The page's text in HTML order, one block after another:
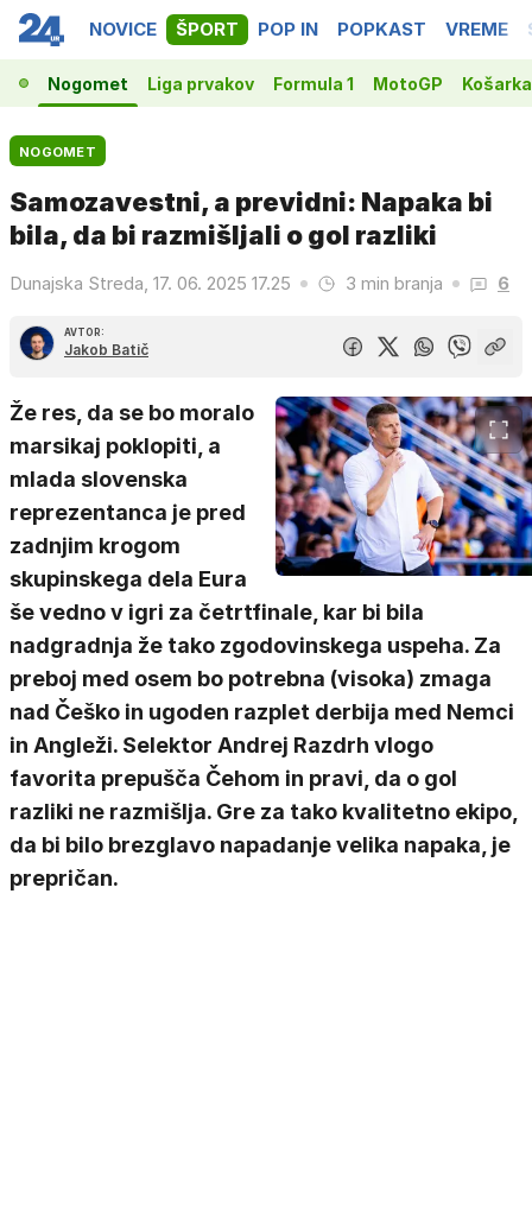
NOVICE ŠPORT POP IN POPKAST VREME
Nogomet Liga prvakov Formula 1 MotoGP Košarka
NOGOMET
Samozavestni, a previdni: Napaka bi
bila, da bi razmišljali o gol razliki
Dunajska Streda, 17. 06. 2025 17.25 3 min branja 6
AVTOR:
Jakob Batič
Že res, da se bo moralo
marsikaj poklopiti, a
mlada slovenska
reprezentanca je pred
zadnjim krogom
skupinskega dela Eura
še vedno v igri za četrtfinale, kar bi bila
nadgradnja že tako zgodovinskega uspeha. Za
preboj med osem bo potrebna (visoka) zmaga
nad Češko in ugoden razplet derbija med Nemci
in Angleži. Selektor Andrej Razdrh vlogo
favorita prepušča Čehom in pravi, da o gol
razliki ne razmišlja. Gre za tako kvalitetno ekipo,
da bi bilo brezglavo napadanje velika napaka, je
prepričan.